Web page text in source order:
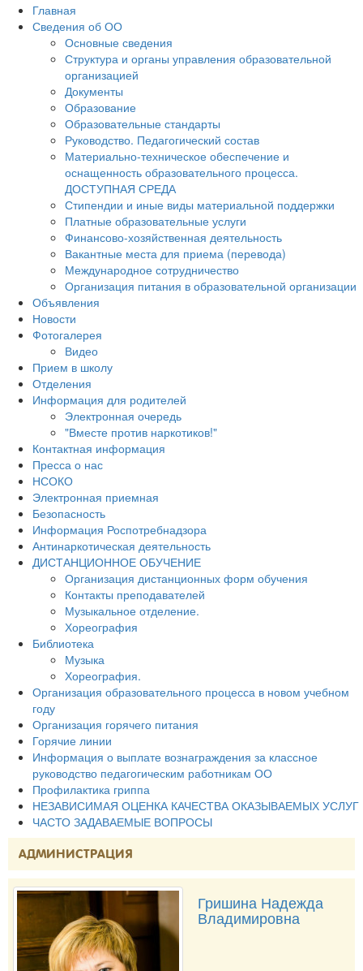
Главная
Сведения об ОО
Основные сведения
Структура и органы управления образовательной
организацией
Документы
Образование
Образовательные стандарты
Руководство. Педагогический состав
Материально-техническое обеспечение и
оснащенность образовательного процесса.
ДОСТУПНАЯ СРЕДА
Стипендии и иные виды материальной поддержки
Платные образовательные услуги
Финансово-хозяйственная деятельность
Вакантные места для приема (перевода)
Международное сотрудничество
Организация питания в образовательной организации
Объявления
Новости
Фотогалерея
Видео
Прием в школу
Отделения
Информация для родителей
Электронная очередь
"Вместе против наркотиков!"
Контактная информация
Пресса о нас
НСОКО
Электронная приемная
Безопасность
Информация Роспотребнадзора
Антинаркотическая деятельность
ДИСТАНЦИОННОЕ ОБУЧЕНИЕ
Организация дистанционных форм обучения
Контакты преподавателей
Музыкальное отделение.
Хореография
Библиотека
Музыка
Хореография.
Организация образовательного процесса в новом учебном
году
Организация горячего питания
Горячие линии
Информация о выплате вознаграждения за классное
руководство педагогическим работникам ОО
Профилактика гриппа
НЕЗАВИСИМАЯ ОЦЕНКА КАЧЕСТВА ОКАЗЫВАЕМЫХ УСЛУГ
ЧАСТО ЗАДАВАЕМЫЕ ВОПРОСЫ
АДМИНИСТРАЦИЯ
Гришина Надежда
Владимировна